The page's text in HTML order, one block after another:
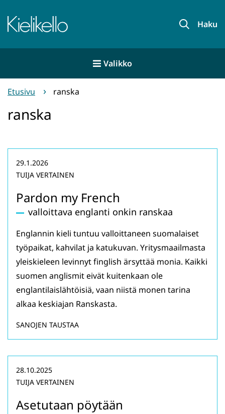
sisältöön
Etusivu Haku
Valikko
Etusivu ranska
ranska
Pardon my French
valloittava englanti onkin ranskaa
29.1.2026
TUIJA VERTAINEN
Englannin kieli tuntuu valloittaneen suomalaiset
työpaikat, kahvilat ja katukuvan. Yritysmaailmasta
yleiskieleen levinnyt finglish ärsyttää monia. Kaikki
suomen anglismit eivät kuitenkaan ole
englantilaislähtöisiä, vaan niistä monen tarina
alkaa keskiajan Ranskasta.
SANOJEN TAUSTAA
Asetutaan pöytään
28.10.2025
TUIJA VERTAINEN